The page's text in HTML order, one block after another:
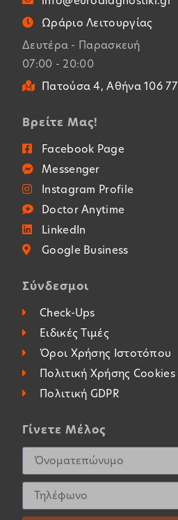
Ωράριο Λειτουργίας
Δευτέρα - Παρασκευή
07:00 - 20:00
Πατούσα 4, Αθήνα 106 77
Βρείτε Μας!
Facebook Page
Messenger
Instagram Profile
Doctor Anytime
LinkedIn
Google Business
Σύνδεσμοι
Check-Ups
Ειδικές Τιμές
Όροι Χρήσης Ιστοτόπου
Πολιτική Χρήσης Cookies
Πολιτική GDPR
Γίνετε Μέλος